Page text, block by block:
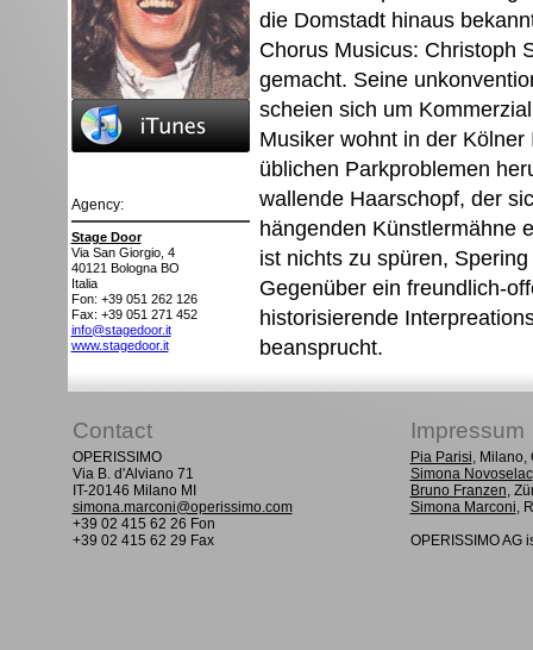
Agency:
Stage Door
Via San Giorgio, 4
40121 Bologna BO
Italia
Fon: +39 051 262 126
Fax: +39 051 271 452
info@stagedoor.it
www.stagedoor.it
die Domstadt hinaus
Chorus Musicus: Christoph
gemacht. Seine
scheien sich um
Musiker wohnt in der
üblichen Parkproblemen
wallende Haarschopf, der
hängenden Künstlermähne
ist nichts zu spüren,
Gegenüber ein freundlich-
historisierende
beansprucht.
Contact Impressum
OPERISSIMO
Via B. d'Alviano 71
IT-20146 Milano MI
simona.marconi@operissimo.com
+39 02 415 62 26 Fon
+39 02 415 62 29 Fax
Pia Parisi, Milano,
Simona Novoselac
Bruno Franzen,
Simona Marconi,
OPERISSIMO AG